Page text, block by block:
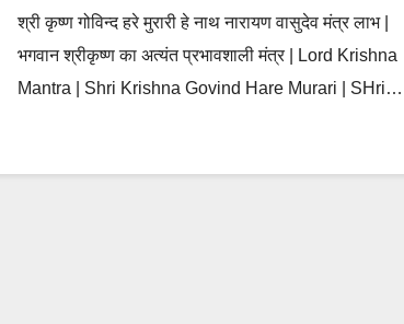
श्री कृष्ण गोविन्द हरे मुरारी हे नाथ नारायण वासुदेव मंत्र लाभ |
भगवान श्रीकृष्ण का अत्यंत प्रभावशाली मंत्र | Lord Krishna
Mantra | Shri Krishna Govind Hare Murari | SHri…